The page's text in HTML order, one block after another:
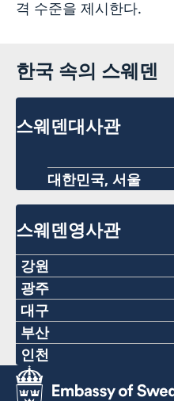
격 수준을 제시한다.
한국 속의 스웨덴
스웨덴대사관
대한민국, 서울
스웨덴영사관
강원
전화
+82-2-22227120
이메일
광주
전화
+82-062-520-2113
이메일
대구
전화
+82-53-5803688
부산
전화
+82-51-7096203
인천
전화